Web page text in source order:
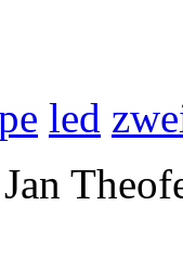
led